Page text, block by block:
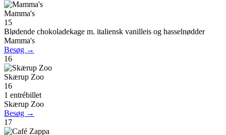
Mamma's
15
Blødende chokoladekage m. italiensk vanilleis og hasselnødder
Mamma's
Besøg →
16
Skærup Zoo
16
1 entrébillet
Skærup Zoo
Besøg →
17